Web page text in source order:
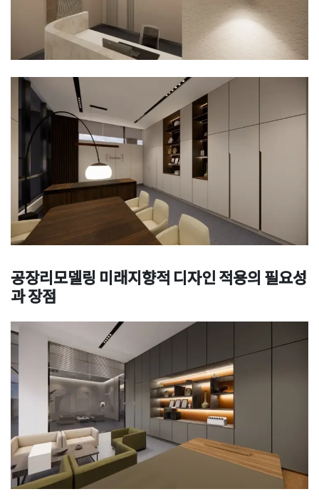
공장리모델링 미래지향적 디자인 적용의 필요성
과 장점